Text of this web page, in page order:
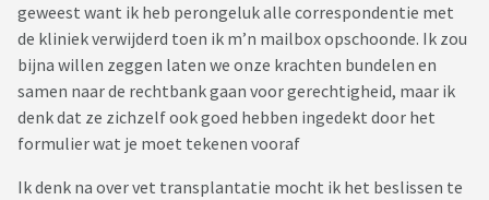
geweest want ik heb perongeluk alle correspondentie met
de kliniek verwijderd toen ik m’n mailbox opschoonde. Ik zou
bijna willen zeggen laten we onze krachten bundelen en
samen naar de rechtbank gaan voor gerechtigheid, maar ik
denk dat ze zichzelf ook goed hebben ingedekt door het
formulier wat je moet tekenen vooraf
Ik denk na over vet transplantatie mocht ik het beslissen te